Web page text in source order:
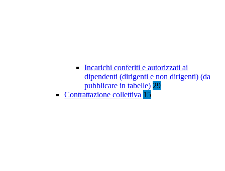
Incarichi conferiti e autorizzati ai
dipendenti (dirigenti e non dirigenti) (da
pubblicare in tabelle) 29
Contrattazione collettiva 15